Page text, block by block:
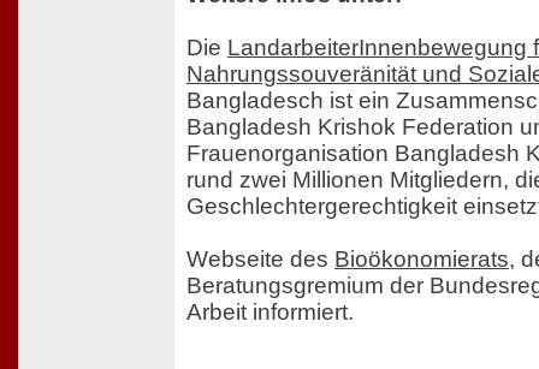
Die LandarbeiterInnenbewegung
Nahrungssouveränität und
Bangladesch ist ein
Bangladesh Krishok Federation
Frauenorganisation Bangladesh
rund zwei Millionen Mitgliedern,
Geschlechtergerechtigkeit
Webseite des Bioökonomierats,
Beratungsgremium der
Arbeit informiert.